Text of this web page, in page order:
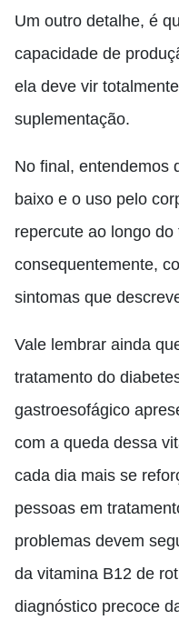
Um outro detalhe, é
capacidade de
ela deve vir
suplementação.
No final, entendemos
baixo e o uso pelo
repercute ao longo
consequentemente,
sintomas que
Vale lembrar ainda
tratamento do
gastroesofágico
com a queda dessa
cada dia mais se
pessoas em
problemas devem
da vitamina B12 de
diagnóstico precoce